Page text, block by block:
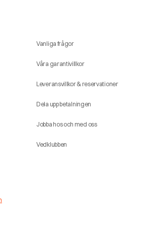
Vanliga frågor
Våra garantivillkor
Leveransvillkor & reservationer
Dela upp betalningen
Jobba hos och med oss
Vedklubben